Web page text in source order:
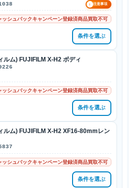
! 注意事項
シュバックキャンペーン登録済商品買取不可
条件を選ぶ
ルム) FUJIFILM X-H2 ボディ
シュバックキャンペーン登録済商品買取不可
条件を選ぶ
ルム) FUJIFILM X-H2 XF16-80mmレン
シュバックキャンペーン登録済商品買取不可
条件を選ぶ